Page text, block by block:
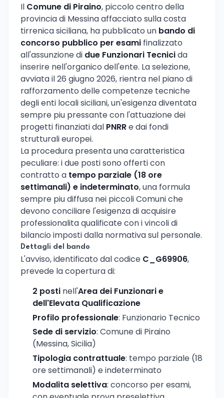
Il Comune di Piraino, piccolo centro della
provincia di Messina affacciato sulla costa
tirrenica siciliana, ha pubblicato un bando di
concorso pubblico per esami finalizzato
all'assunzione di due Funzionari Tecnicida
inserire nell'organico dell'ente. La selezione,
avviata il 26 giugno 2026, rientra nel piano di
rafforzamento delle competenze tecniche
degli enti locali siciliani, un'esigenza diventata
sempre piu pressante con l'attuazione dei
progetti finanziati dal PNRRe dai fondi
strutturali europei.
La procedura presenta una caratteristica
peculiare: i due posti sono offerti con
contratto a tempo parziale (18 ore
settimanali) e indeterminato, una formula
sempre piu diffusa nei piccoli Comuni che
devono conciliare l'esigenza di acquisire
professionalita qualificate con i vincoli di
bilancio imposti dalla normativa sul personale.
Dettagli del bando
L'avviso, identificato dal codice C_G69906,
prevede la copertura di:
2 posti nell'Area dei Funzionari e
dell'Elevata Qualificazione
Profilo professionale: Funzionario Tecnico
Sede di servizio: Comune di Piraino
(Messina, Sicilia)
Tipologia contrattuale: tempo parziale (18
ore settimanali) e indeterminato
Modalita selettiva: concorso per esami,